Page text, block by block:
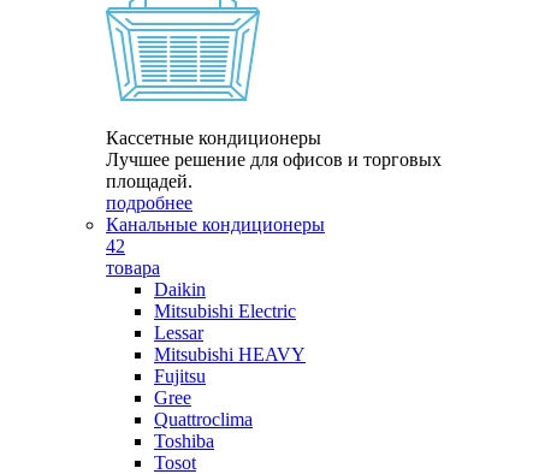
Кассетные кондиционеры
Лучшее решение для офисов и торговых
площадей.
подробнее
Канальные кондиционеры
42
товара
Daikin
Mitsubishi Electric
Lessar
Mitsubishi HEAVY
Fujitsu
Gree
Quattroclima
Toshiba
Tosot